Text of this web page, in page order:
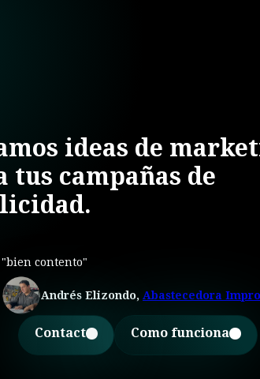
ideas de
tus campañas de
"bien contento"
Andrés Elizondo, Abastecedora
Contact Como funciona